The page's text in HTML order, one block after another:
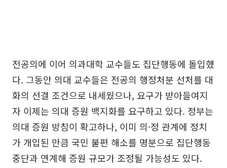
전공의에 이어 의과대학 교수들도 집단행동에 돌입했
다. 그동안 의대 교수들은 전공의 행정처분 선처를 대
화의 선결 조건으로 내세웠으나, 요구가 받아들여지
자 이제는 의대 증원 백지화를 요구하고 있다. 정부는
의대 증원 방침이 확고하나, 이미 의·정 관계에 정치
가 개입된 만큼 국민 불편 해소를 명분으로 집단행동
중단과 연계해 증원 규모가 조정될 가능성도 있다.